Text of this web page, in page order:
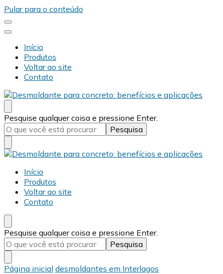
Pular para o conteúdo
Início
Produtos
Voltar ao site
Contato
Desmold
Blog Desmold
Procurando
algo?
Pesquise qualquer coisa e pressione Enter.
Desmold
Blog Desmold
Início
Produtos
Voltar ao site
Contato
Procurando
algo?
Pesquise qualquer coisa e pressione Enter.
Página inicial desmoldantes em Interlagos